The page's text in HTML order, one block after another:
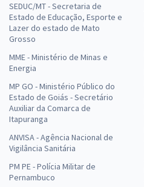
SEDUC/MT - Secretaria de
Estado de Educação, Esporte e
Lazer do estado de Mato
Grosso
MME - Ministério de Minas e
Energia
MP GO - Ministério Público do
Estado de Goiás - Secretário
Auxiliar da Comarca de
Itapuranga
ANVISA - Agência Nacional de
Vigilância Sanitária
PM PE - Polícia Militar de
Pernambuco